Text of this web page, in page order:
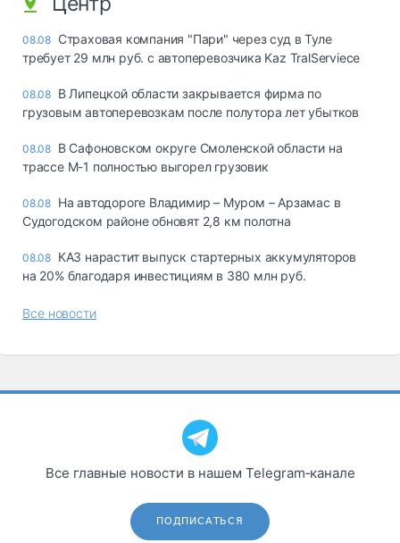
08.08 Страховая компания "Пари" через суд в Туле
требует 29 млн руб. с автоперевозчика Kaz TralServiece
08.08 В Липецкой области закрывается фирма по
грузовым автоперевозкам после полутора лет убытков
08.08 В Сафоновском округе Смоленской области на
трассе М-1 полностью выгорел грузовик
08.08 На автодороге Владимир – Муром – Арзамас в
Судогодском районе обновят 2,8 км полотна
08.08 КАЗ нарастит выпуск стартерных аккумуляторов
на 20% благодаря инвестициям в 380 млн руб.
Все новости
Все главные новости в нашем Telegram‑канале
ПОДПИСАТЬСЯ